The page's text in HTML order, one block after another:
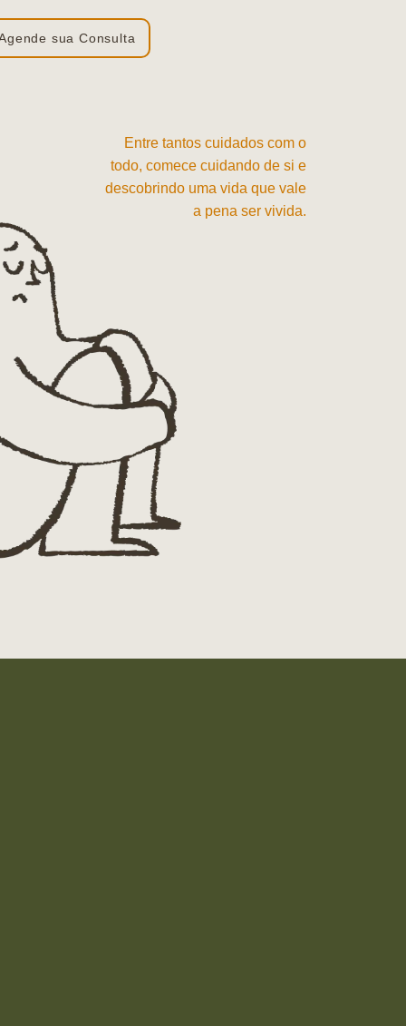
sua Consulta
Entre tantos cuidados com o
todo, comece cuidando de si e
descobrindo uma vida que vale
a pena ser vivida.